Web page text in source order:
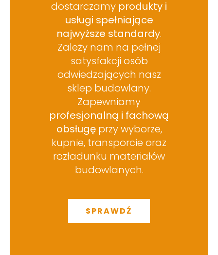
dostarczamy produkty i
usługi spełniające
najwyższe standardy.
Zależy nam na pełnej
satysfakcji osób
odwiedzających nasz
sklep budowlany.
Zapewniamy
profesjonalną i fachową
obsługęprzy wyborze,
kupnie, transporcie oraz
rozładunku materiałów
budowlanych.
SPRAWDŹ